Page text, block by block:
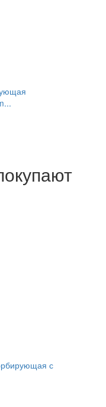
с